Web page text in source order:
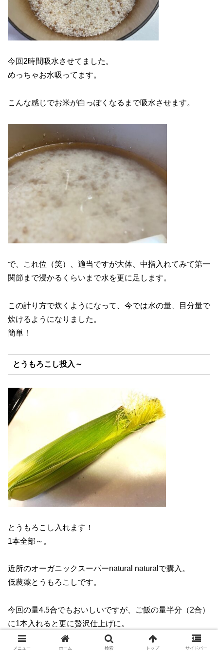
今回2時間吸水させてました。
めっちゃお水吸ってます。
こんな感じでお米が白っぽくなるまで吸水させます。
で、これ位（笑）、適当ですが大体、中指入れてみて第一
関節まで浸かるくらいまで水を更に足します。
この計り方で炊くようになって、今では水の量、目分量で
炊けるようになりました。
簡単！
とうもろこし投入～
とうもろこし入れます！
1本全部～。
近所のオーガニックスーパーnatural naturalで購入。
低農薬とうもろこしです。
今回の量4.5合でもおいしいですが、ご飯の量半分（2合）
に1本入れると更に贅沢仕上げに。
メニュー ホーム 検索 トップ サイドバー